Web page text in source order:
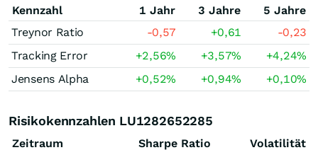
Kennzahl 1 Jahr 3 Jahre
5 Jahre
Treynor Ratio
-0,57 +0,61
-0,23
Tracking Error
+2,56% +3,57% +4,24%
Jensens Alpha
+0,52% +0,94% +0,10%
Risikokennzahlen LU1282652285
Zeitraum Sharpe Ratio
Volatilität